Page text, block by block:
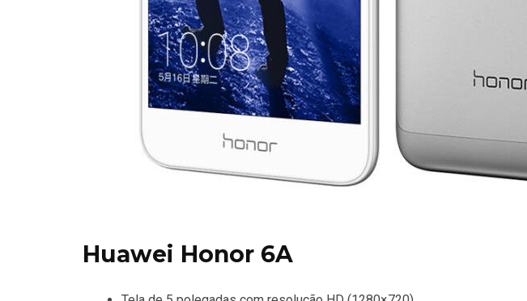
Huawei Honor 6A